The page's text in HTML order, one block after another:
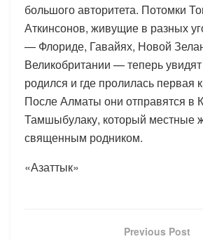
большого авторитета. Потомки
Аткинсонов, живущие в разных
— Флориде, Гавайях, Новой
Великобритании — теперь увидят
родился и где пролилась первая
После Алматы они отправятся в
Тамшыбулаку, который местные
священным родником.
«Азаттык»
Previous Post